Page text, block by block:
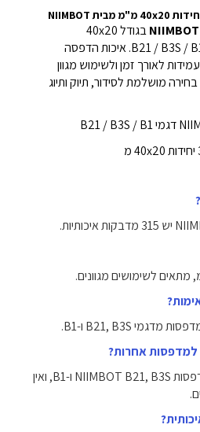
בגודל 40x20
מ"מ, מתאים למדפסות B21 / B3S / B1. איכות הדפסה
לאורך זמן ולשימוש מגוון
מושלמת לסידור, תיוק ותיוג
אחרות?
המדבקות מותאמות במיוחד למדפסות NIIMBOT B21, B3S ו-B1, ואין